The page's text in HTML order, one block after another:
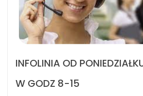
INFOLINIA OD
W GODZ 8-15